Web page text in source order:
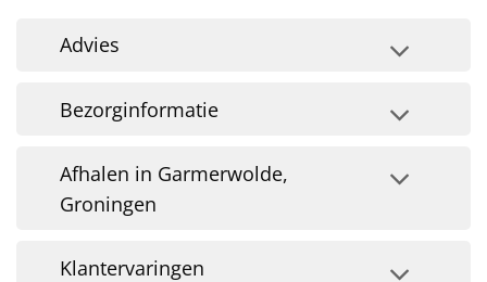
Advies
Bezorginformatie
Afhalen in Garmerwolde,
Groningen
Klantervaringen